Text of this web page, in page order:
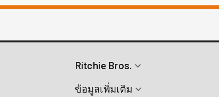
Ritchie Bros.
ข้อมูลเพิ่มเติม